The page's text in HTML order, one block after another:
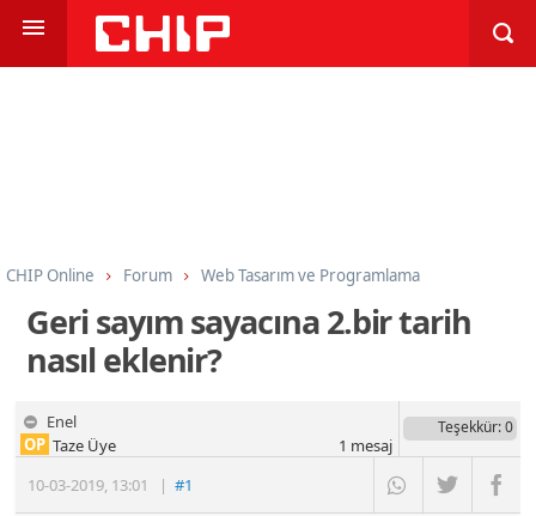
CHIP Online Forum
Web Tasarım ve Programlama
Programlama
HTML CSS ve Javascript
Geri sayım sayacına 2.bir tarih
nasıl eklenir?
Enel
10-03-2019, 13:01 |#1
OP Taze Üye
Teşekkür: 0
1 mesaj